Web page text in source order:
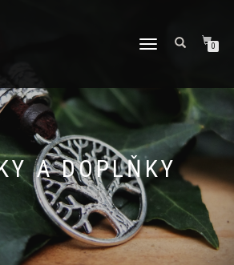
PŘEPNOUT
0
A DOPLŇKY